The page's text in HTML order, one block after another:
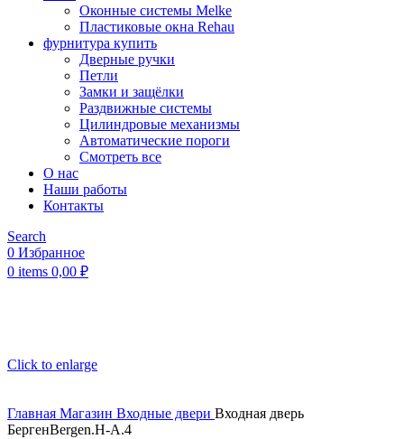
Оконные системы Melke
Пластиковые окна Rehau
фурнитура купить
Дверные ручки
Петли
Замки и защёлки
Раздвижные системы
Цилиндровые механизмы
Автоматические пороги
Смотреть все
О нас
Наши работы
Контакты
Search
0 Избранное
0 items 0,00 ₽
Click to enlarge
Главная Магазин Входные двери Входная дверь
БергенBergen.H-A.4